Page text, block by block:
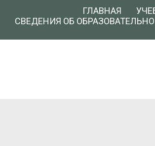
ГЛАВНАЯ
СВЕДЕНИЯ ОБ